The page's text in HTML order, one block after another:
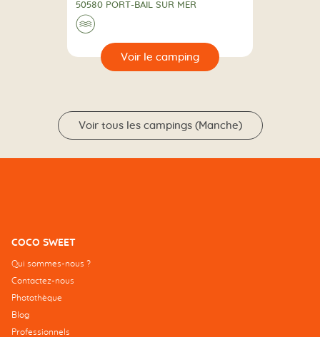
50580 PORT-BAIL SUR MER
Au bord de l'eau
🌊
Voir tous les campings (Manche)
COCO SWEET
Qui sommes-nous ?
Contactez-nous
Photothèque
Blog
Professionnels